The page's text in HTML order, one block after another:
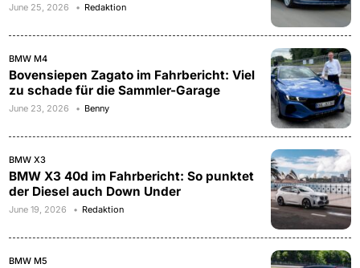
June 25, 2026 Redaktion
BMW M4
Bovensiepen Zagato im Fahrbericht: Viel
zu schade für die Sammler-Garage
June 23, 2026 Benny
BMW X3
BMW X3 40d im Fahrbericht: So punktet
der Diesel auch Down Under
June 19, 2026 Redaktion
BMW M5